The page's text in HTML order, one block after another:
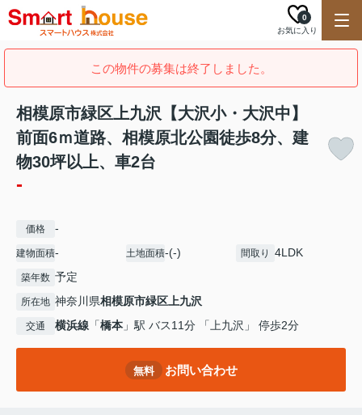
お気に入り
0
この物件の募集は終了しました。
相模原市緑区上九沢【大沢小・大沢中】
前面6ｍ道路、相模原北公園徒歩8分、建
物30坪以上、車2台
-
価格 -
建物面積- 土地面積-(-) 間取り 4LDK
築年数 予定
所在地 神奈川県相模原市緑区 上九沢
交通 横浜線 「橋本 」駅 バス11分 「上九沢」 停歩2分
無料 お問い合わせ